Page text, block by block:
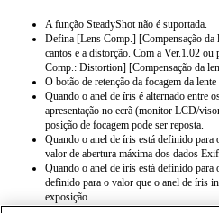
A função SteadyShot não é suportada.
Defina [Lens Comp.] [Compensação
cantos e a distorção. Com a Ver.1.02
Comp.: Distortion] [Compensação da
O botão de retenção da focagem da
Quando o anel de íris é alternado entre
apresentação no ecrã (monitor LCD/
posição de focagem pode ser reposta.
Quando o anel de íris está definido
valor de abertura máxima dos dados
Quando o anel de íris está definido
definido para o valor que o anel de íris
exposição.